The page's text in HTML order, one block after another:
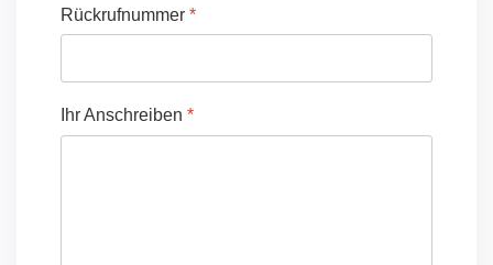
Rückrufnummer *
Ihr Anschreiben *